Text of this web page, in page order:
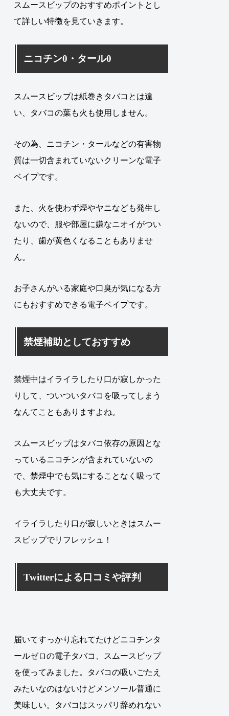
スムースビップのおすすめポイントとし
て詳しい特徴を見ていきます。
ニコチン0・タール0
スムースビップは紙巻きタバコとは違
い、タバコの葉も火も使用しません。
その為、ニコチン・タールなどの有害物
質は一切含まれていないクリーンな電子
ベイプです。
また、火を使わず煙やヤニなども発生し
ないので、服や部屋に嫌なニオイがつい
たり、歯が黄色くなることもありませ
ん。
お子さんがいる家庭や口臭が気になる方
にもおすすめできる電子ベイプです。
禁煙補助としておすすめ
禁煙中はイライラしたり口が寂しかった
りして、ついついタバコを吸ってしまう
なんてこともありますよね。
スムースビップはタバコ依存の原因とな
っているニコチンが含まれていないの
で、禁煙中でも気にすることなく吸って
も大丈夫です。
イライラしたり口が寂しいときはスムー
スビップでリフレッシュ！
Twitterによる口コミや評判
届いてすっかり忘れてたけどニコチンタ
ールゼロの電子タバコ、スムースビップ
を使ってみました。タバコの吸いごたえ
みたいなのはないけどメンソール普通に
美味しい。タバコはスッパリ辞めれない